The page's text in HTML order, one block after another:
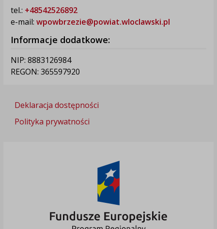
tel.: +48542526892
e-mail: wpowbrzezie@powiat.wloclawski.pl
Informacje dodatkowe:
NIP: 8883126984
REGON: 365597920
Deklaracja dostępności
Polityka prywatności